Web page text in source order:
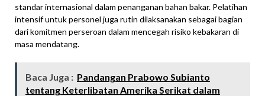
standar internasional dalam penanganan bahan bakar. Pelatihan
intensif untuk personel juga rutin dilaksanakan sebagai bagian
dari komitmen perseroan dalam mencegah risiko kebakaran di
masa mendatang.
Baca Juga : Pandangan Prabowo Subianto
tentang Keterlibatan Amerika Serikat dalam